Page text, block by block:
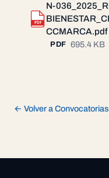
PDF
N-
CCMARCA.pdf
PDF 695.4 KB
← Volver a Convocatorias